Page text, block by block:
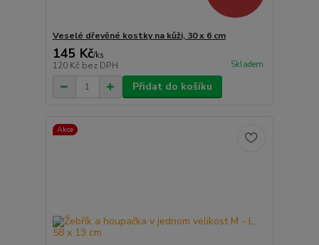
Veselé dřevěné kostky na kůži, 30 x 6 cm
145 Kč/ks
120 Kč bez DPH Skladem
Přidat do košíku
Akce